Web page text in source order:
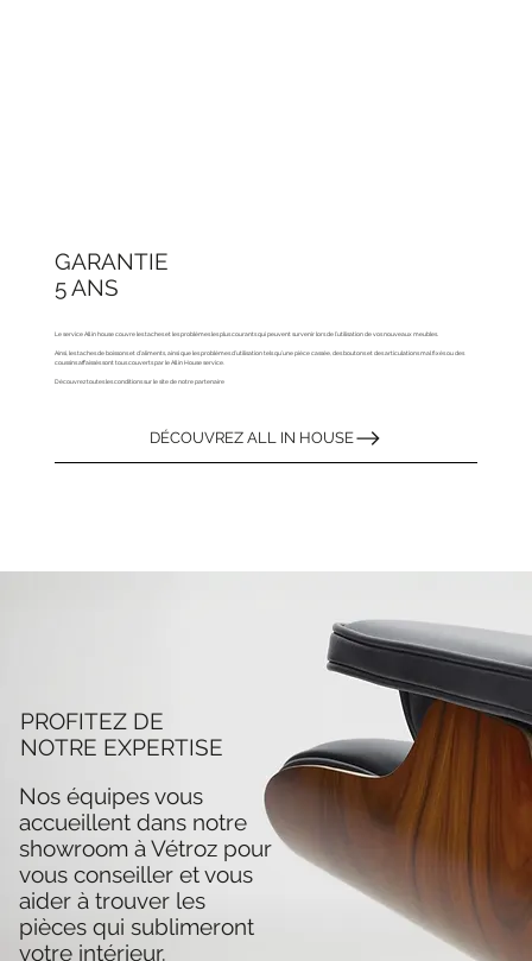
GARANTIE
5 ANS
Le service All in house couvre les taches et les problèmes les plus courants qui peuvent survenir lors de l’utilisation de vos nouveaux meubles.
Ainsi, les taches de boissons et d’aliments, ainsi que les problèmes d’utilisation tels qu’une pièce cassée, des boutons et des articulations mal fixés ou des
coussins affaissés sont tous couverts par le All in House service.
Découvrez toutes les conditions sur le site de notre partenaire
DÉCOUVREZ ALL IN HOUSE
PROFITEZ DE
NOTRE EXPERTISE
Nos équipes vous
accueillent dans notre
showroom à Vétroz pour
vous conseiller et vous
aider à trouver les
pièces qui sublimeront
votre intérieur.